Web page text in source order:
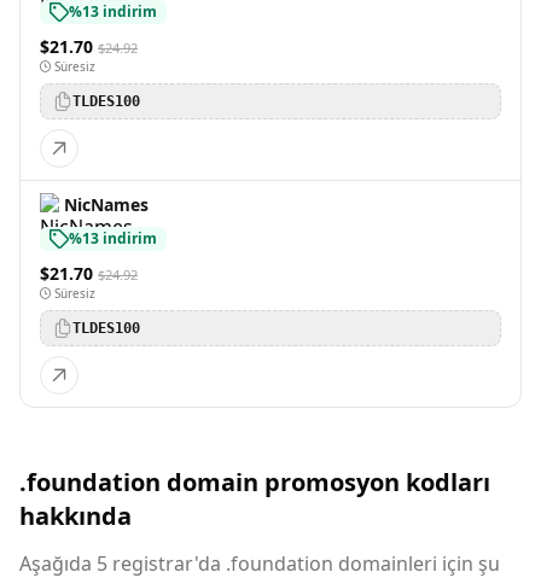
%13 indirim
$21.70 $24.92
Süresiz
TLDES100
NicNames
%13 indirim
$21.70 $24.92
Süresiz
TLDES100
.foundation domain promosyon kodları
hakkında
Aşağıda 5 registrar'da .foundation domainleri için şu